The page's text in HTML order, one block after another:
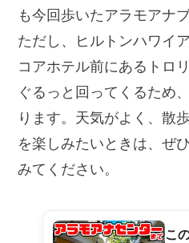
も今回歩いたアラモアナ
ただし、ヒルトンハワイ
コアホテル前にあるトロ
ぐるっと回ってくるため
ります。天気がよく、散
を楽しみたいときは、ぜひ
みてください。
こ